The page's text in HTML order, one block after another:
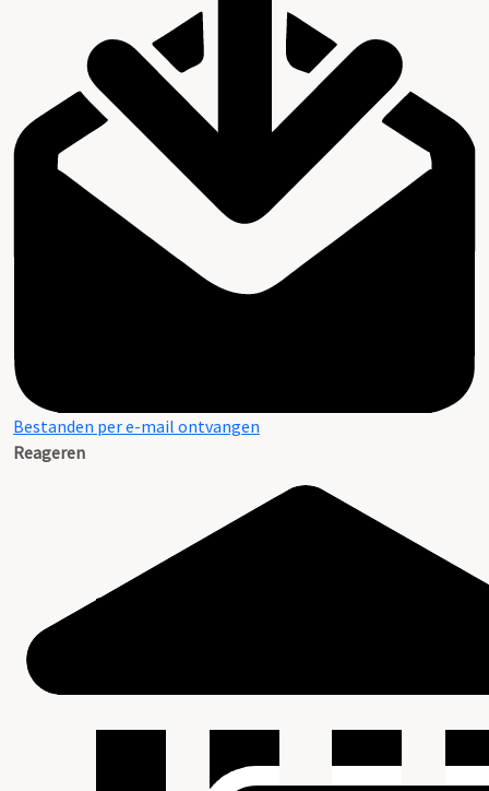
Bestanden per e-mail ontvangen
Reageren